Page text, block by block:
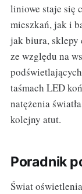
liniowe staje się
mieszkań, jak i
jak biura, sklepy
ze względu na
taśmach LED
natężenia
kolejny atut.
Poradnik
Świat